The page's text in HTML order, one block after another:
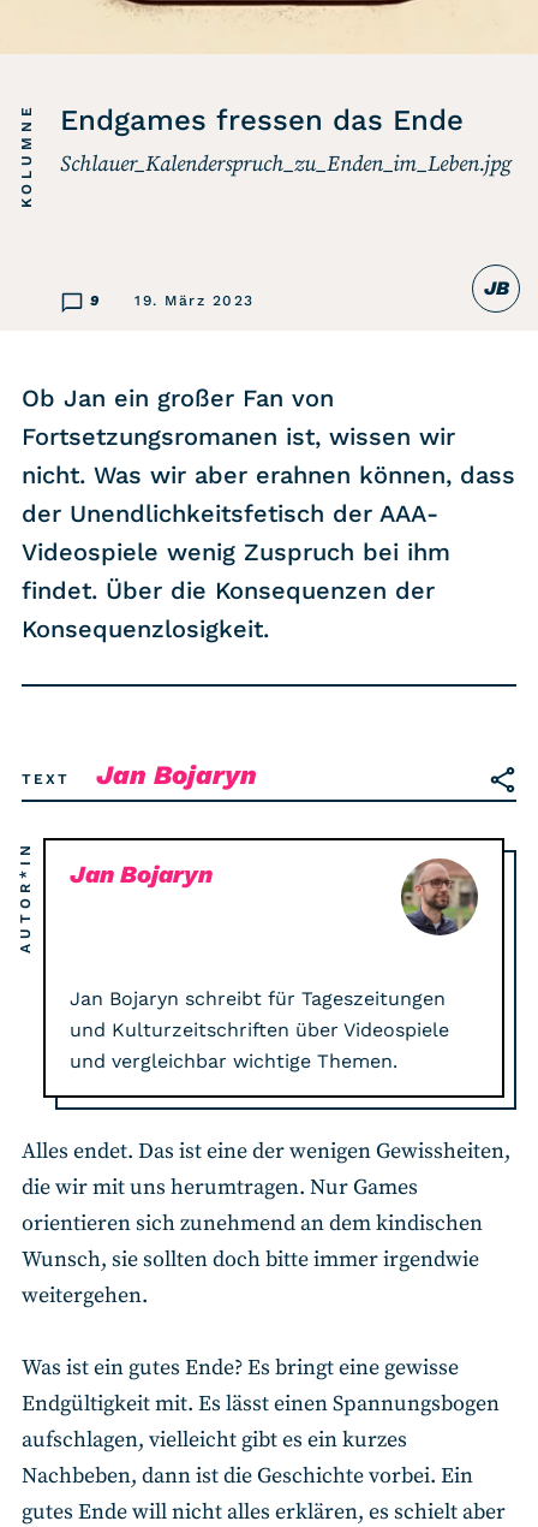
Hören
WASTED WEEKLY
Last Game Standing
Top 5
Random
RSS-Feed
COMMUNITY
Unterstützen
Endgames fressen das Ende
Schlauer_Kalenderspruch_zu_Enden_im_Leben.jpg
9 19. März 2023
KOLUMNE
JB
Ob Jan ein großer Fan von
Fortsetzungsromanen ist, wissen wir
nicht. Was wir aber erahnen können, dass
der Unendlichkeitsfetisch der AAA-
Videospiele wenig Zuspruch bei ihm
findet. Über die Konsequenzen der
Konsequenzlosigkeit.
TEXT Jan Bojaryn
AUTOR*IN Jan Bojaryn
Jan Bojaryn schreibt für Tageszeitungen
und Kulturzeitschriften über Videospiele
und vergleichbar wichtige Themen.
Alles endet. Das ist eine der wenigen Gewissheiten,
die wir mit uns herumtragen. Nur Games
orientieren sich zunehmend an dem kindischen
Wunsch, sie sollten doch bitte immer irgendwie
weitergehen.
Was ist ein gutes Ende? Es bringt eine gewisse
Endgültigkeit mit. Es lässt einen Spannungsbogen
aufschlagen, vielleicht gibt es ein kurzes
Nachbeben, dann ist die Geschichte vorbei. Ein
gutes Ende will nicht alles erklären, es schielt aber